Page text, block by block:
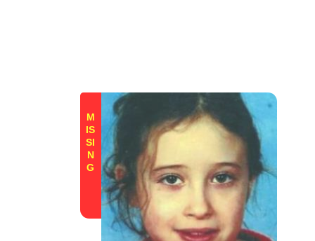
M
IS
SI
N
G